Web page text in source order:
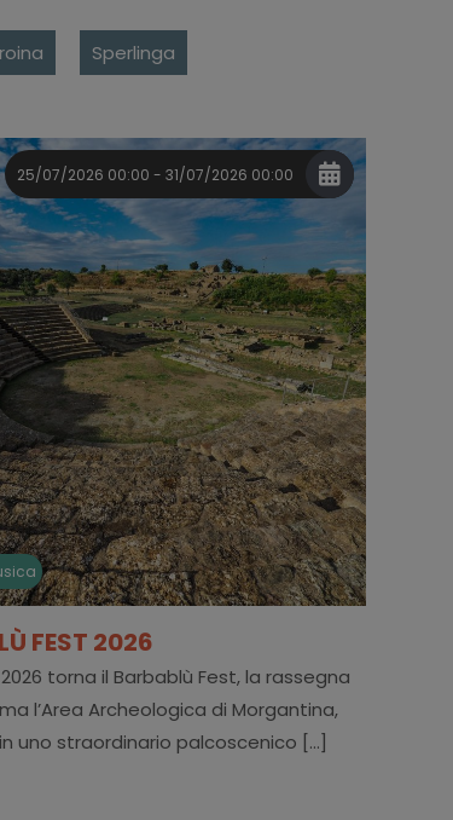
Sperlinga
25/07/2026 00:00 - 31/07/2026 00:00
FEST 2026
torna il Barbablù Fest, la rassegna
l’Area Archeologica di Morgantina,
uno straordinario palcoscenico [...]